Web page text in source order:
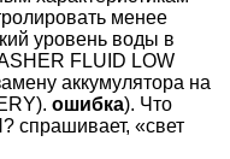
менее
уровень воды в
FLUID LOW
аккумулятора на
ошибка). Что
спрашивает, «свет